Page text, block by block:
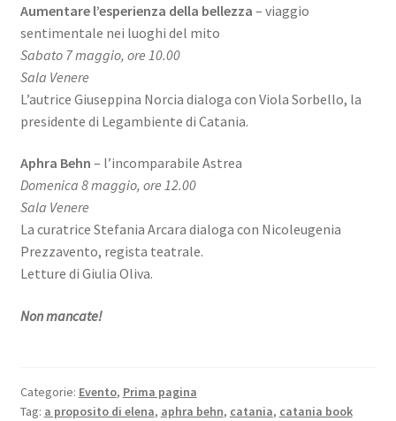
Aumentare l’esperienza della bellezza – viaggio
sentimentale nei luoghi del mito
Sabato 7 maggio, ore 10.00
Sala Venere
L’autrice Giuseppina Norcia dialoga con Viola Sorbello, la
presidente di Legambiente di Catania.
Aphra Behn – l’incomparabile Astrea
Domenica 8 maggio, ore 12.00
Sala Venere
La curatrice Stefania Arcara dialoga con Nicoleugenia
Prezzavento, regista teatrale.
Letture di Giulia Oliva.
Non mancate!
Categorie: Evento, Prima pagina
Tag: a proposito di elena, aphra behn, catania, catania book